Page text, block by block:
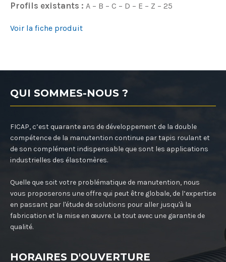
Profils existants : A – B – C – D – E – Z – 25
Voir la fiche produit
QUI SOMMES-NOUS ?
FICAP, c’est quarante ans de développement de la double
compétence de la manutention continue par tapis roulant et
de son complément indispensable que sont les applications
industrielles des élastomères.
Quelle que soit votre problématique de manutention, nous
vous proposerons une offre qui peut être globale, de l’expertise
en passant par l'étude de solutions pour aller jusqu'à la
fabrication et la mise en œuvre. Le tout avec une garantie de
qualité.
HORAIRES D'OUVERTURE